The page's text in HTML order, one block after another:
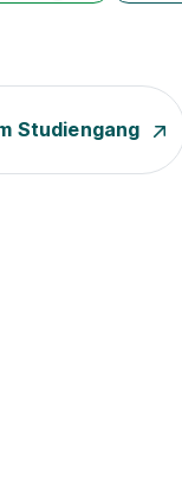
Studiengang